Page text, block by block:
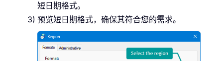
短日期格式。
预览短日期格式，确保其符合您的需求。